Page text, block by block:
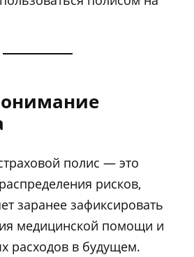
полис — это
рисков,
заранее зафиксировать
медицинской помощи и
расходов в будущем.